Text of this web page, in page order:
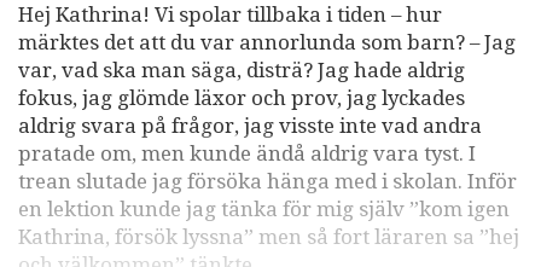
Hej Kathrina! Vi spolar tillbaka i tiden – hur
märktes det att du var annorlunda som barn? – Jag
var, vad ska man säga, disträ? Jag hade aldrig
fokus, jag glömde läxor och prov, jag lyckades
aldrig svara på frågor, jag visste inte vad andra
pratade om, men kunde ändå aldrig vara tyst. I
trean slutade jag försöka hänga med i skolan. Inför
en lektion kunde jag tänka för mig själv ”kom igen
Kathrina, försök lyssna” men så fort läraren sa ”hej